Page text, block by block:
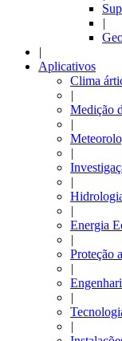
|
|
Aplicativos
Clima
|
Medição
|
|
|
|
Energia
|
Proteção
|
|
|